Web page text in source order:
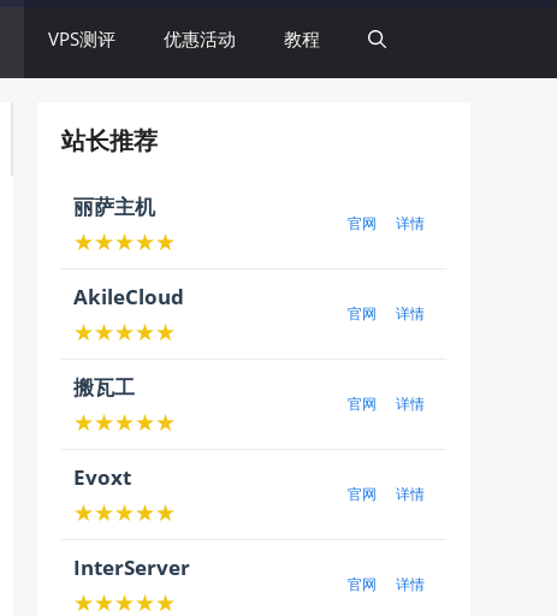
VPS测评 优惠活动 教程
站长推荐
丽萨主机
★★★★★
官网 详情
AkileCloud
★★★★★
官网 详情
搬瓦工
★★★★★
官网 详情
Evoxt
★★★★★
官网 详情
InterServer
★★★★★
官网 详情